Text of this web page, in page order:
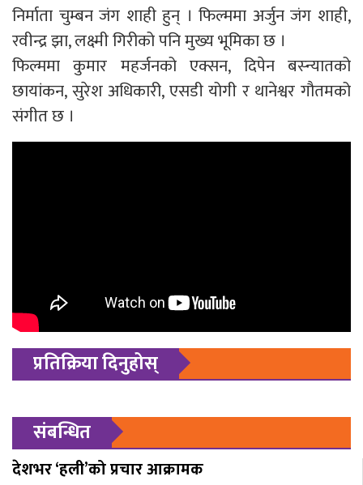
निर्माता चुम्बन जंग शाही हुन् । फिल्ममा अर्जुन जंग शाही,
रवीन्द्र झा, लक्ष्मी गिरीको पनि मुख्य भूमिका छ ।
फिल्ममा कुमार महर्जनको एक्सन, दिपेन बस्न्यातको
छायांकन, सुरेश अधिकारी, एसडी योगी र थानेश्वर गौतमको
संगीत छ ।
प्रतिक्रिया दिनुहोस्
संबन्धित
देशभर ‘हली’को प्रचार आक्रामक